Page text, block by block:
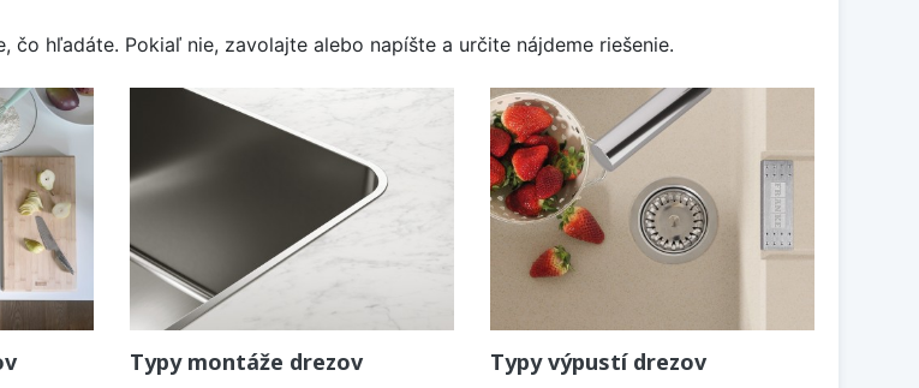
hľadáte. Pokiaľ nie, zavolajte alebo napíšte a určite nájdeme riešenie.
Typy montáže drezov Typy výpustí drezov